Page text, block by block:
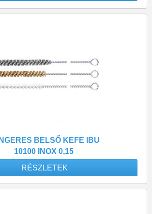
BELSŐ KEFE IBU
10100 INOX 0,15
RÉSZLETEK